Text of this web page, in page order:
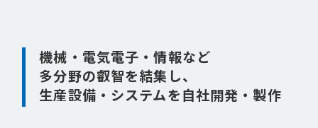
機械・電気電子・情報など
多分野の叡智を結集し、
生産設備・システムを自社開発・製作